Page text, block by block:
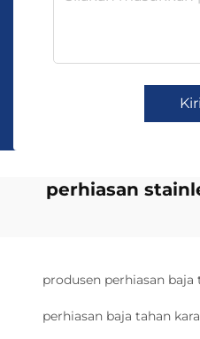
perhiasan
produsen perhiasan baja
perhiasan baja tahan